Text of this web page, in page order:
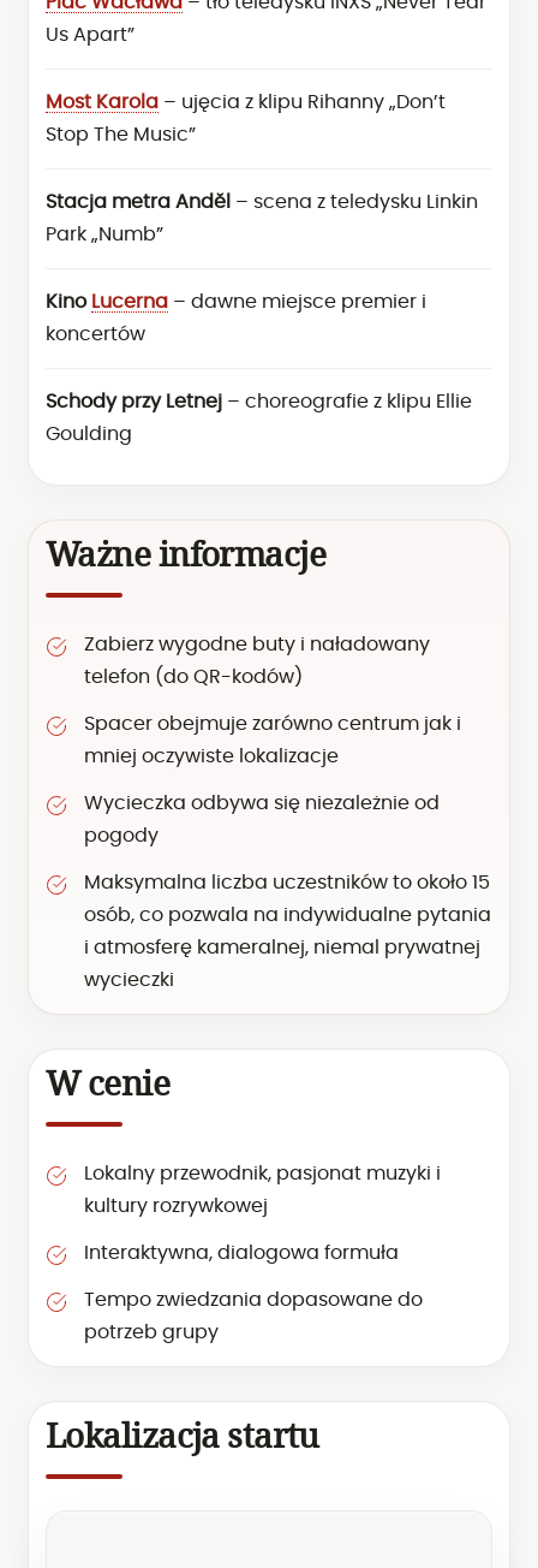
Us Apart”
Most Karola – ujęcia z klipu Rihanny „Don’t
Stop The Music”
Stacja metra Anděl – scena z teledysku Linkin
Park „Numb”
Kino Lucerna – dawne miejsce premier i
koncertów
Schody przy Letnej – choreografie z klipu Ellie
Goulding
Ważne informacje
Zabierz wygodne buty i naładowany
telefon (do QR-kodów)
Spacer obejmuje zarówno centrum jak i
mniej oczywiste lokalizacje
Wycieczka odbywa się niezależnie od
pogody
Maksymalna liczba uczestników to około 15
osób, co pozwala na indywidualne pytania
i atmosferę kameralnej, niemal prywatnej
wycieczki
W cenie
Lokalny przewodnik, pasjonat muzyki i
kultury rozrywkowej
Interaktywna, dialogowa formuła
Tempo zwiedzania dopasowane do
potrzeb grupy
Lokalizacja startu